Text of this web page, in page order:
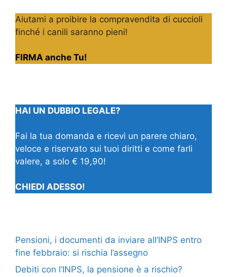
Aiutami a proibire la compravendita di cuccioli
finché i canili saranno pieni!
FIRMA anche Tu!
HAI UN DUBBIO LEGALE?
Fai la tua domanda e ricevi un parere chiaro,
veloce e riservato sui tuoi diritti e come farli
valere, a solo € 19,90!
CHIEDI ADESSO!
Pensioni, i documenti da inviare all’INPS entro
fine febbraio: si rischia l’assegno
Debiti con l’INPS, la pensione è a rischio?